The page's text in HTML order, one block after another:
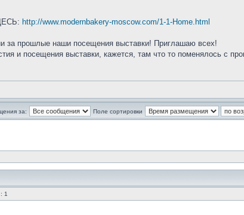
http://www.modernbakery-moscow.com/1-1-Home.html
за прошлые наши посещения выставки! Приглашаю всех!
и посещения выставки, кажется, там что то поменялось с
за: Поле сортировки
1